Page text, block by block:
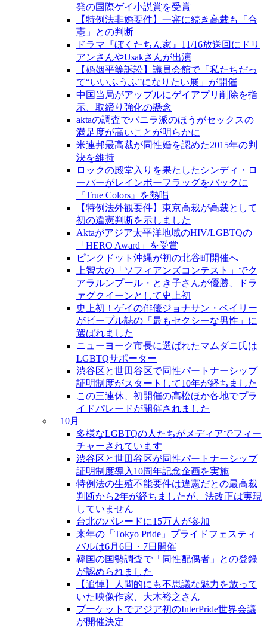
発の国際ゲイ小説賞を受賞
【特例法非婚要件】一審に続き高裁も「合
憲」との判断
ドラマ『ぼくたちん家』11/16放送回にドリ
アンさんやUsakさんが出演
【婚姻平等訴訟】議員会館で「私たちだっ
て“いいふうふ”になりたい展」が開催
中国当局がアップルにゲイアプリ削除を指
示、取締り強化の懸念
aktaの調査でバニラ派のほうがセックスの
満足度が高いことが明らかに
米連邦最高裁が同性婚を認めた2015年の判
決を維持
ロックの殿堂入りを果たしたシンディ・ロ
ーパーがレインボーフラッグをバックに
『True Colors』を熱唱
【特例法外観要件】東京高裁が高裁として
初の違憲判断を示しました
Aktaがアジア太平洋地域のHIV/LGBTQの
「HERO Award」を受賞
ピンクドット沖縄が初の北谷町開催へ
上智大の「ソフィアンズコンテスト」でク
アラルンプール・とき子さんが優勝、ドラ
ァグクイーンとして史上初
史上初！ゲイの俳優ジョナサン・ベイリー
がピープル誌の「最もセクシーな男性」に
選ばれました
ニューヨーク市長に選ばれたマムダニ氏は
LGBTQサポーター
渋谷区と世田谷区で同性パートナーシップ
証明制度がスタートして10年が経ちました
この三連休、初開催の高松ほか各地でプラ
イドパレードが開催されました
+ 10月
多様なLGBTQの人たちがメディアでフィー
チャーされています
渋谷区と世田谷区が同性パートナーシップ
証明制度導入10周年記念企画を実施
特例法の生殖不能要件は違憲だとの最高裁
判断から2年が経ちましたが、法改正は実現
していません
台北のパレードに15万人が参加
来年の「Tokyo Pride」プライドフェスティ
バルは6月6日・7日開催
韓国の国勢調査で「同性配偶者」との登録
が認められました
【追悼】人間的にも不思議な魅力を放って
いた映像作家、大木裕之さん
プーケットでアジア初のInterPride世界会議
が開催決定